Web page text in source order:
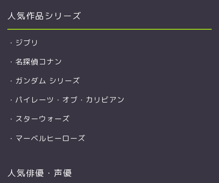
人気作品シリーズ
・ ジブリ
・ 名探偵コナン
・ ガンダム シリーズ
・ パイレーツ・オブ・カリビアン
・ スターウォーズ
・ マーベルヒーローズ
人気俳優・声優